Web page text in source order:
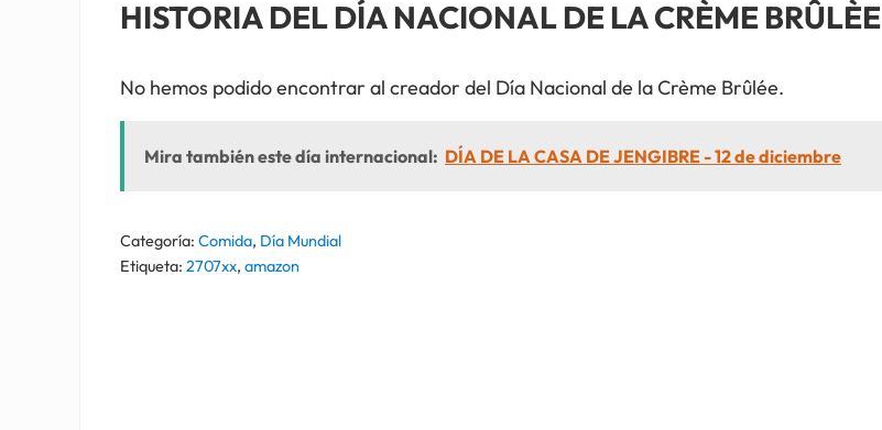
HISTORIA DEL DÍA NACIONAL DE LA CRÈME BRÛLÈE
No hemos podido encontrar al creador del Día Nacional de la Crème Brûlée.
Mira también este día internacional: DÍA DE LA CASA DE JENGIBRE - 12 de diciembre
Categoría:Comida, Día Mundial
Etiqueta:2707xx,amazon